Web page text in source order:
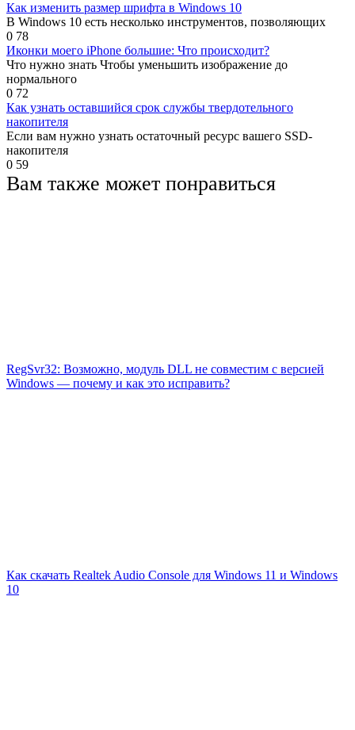
Как изменить размер шрифта в Windows 10
В Windows 10 есть несколько инструментов, позволяющих
0 78
Иконки моего iPhone большие: Что происходит?
Что нужно знать Чтобы уменьшить изображение до
нормального
0 72
Как узнать оставшийся срок службы твердотельного
накопителя
Если вам нужно узнать остаточный ресурс вашего SSD-
накопителя
0 59
Вам также может понравиться
RegSvr32: Возможно, модуль DLL не совместим с версией
Windows — почему и как это исправить?
Как скачать Realtek Audio Console для Windows 11 и Windows
10